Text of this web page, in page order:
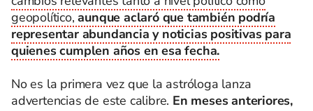
geopolítico, aunque aclaró que también podría
representar abundancia y noticias positivas para
quienes cumplen años en esa fecha.
No es la primera vez que la astróloga lanza
advertencias de este calibre. En meses anteriores,